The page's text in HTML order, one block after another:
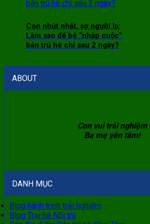
Con nhút nhát, sợ người lạ:
Làm sao để bé “nhập cuộc”
bán trú hè chỉ sau 2 ngày?
ABOUT
Con vui trải nghiệm
Ba mẹ yên tâm!
DANH MỤC
Blog hành trình trải nghiệm
Blog Trại hè Nội trú